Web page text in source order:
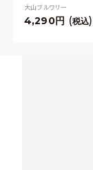
大山ブルワリー
4,290 税込